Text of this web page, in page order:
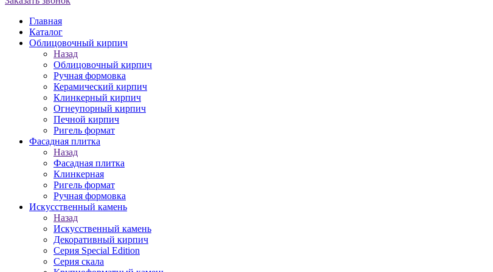
Главная
Каталог
Облицовочный кирпич
Назад
Облицовочный кирпич
Ручная формовка
Керамический кирпич
Клинкерный кирпич
Огнеупорный кирпич
Печной кирпич
Ригель формат
Фасадная плитка
Назад
Фасадная плитка
Клинкерная
Ригель формат
Ручная формовка
Искусственный камень
Назад
Искусственный камень
Декоративный кирпич
Серия Special Edition
Серия скала